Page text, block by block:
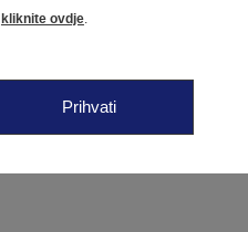
kliknite ovdje.
Prihvati